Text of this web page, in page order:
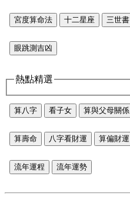
宮度算命法 十二星座 三世書
眼跳測吉凶
熱點精選
算八字 看子女 算與父母關係
算壽命 八字看財運 算偏財運
流年運程 流年運勢